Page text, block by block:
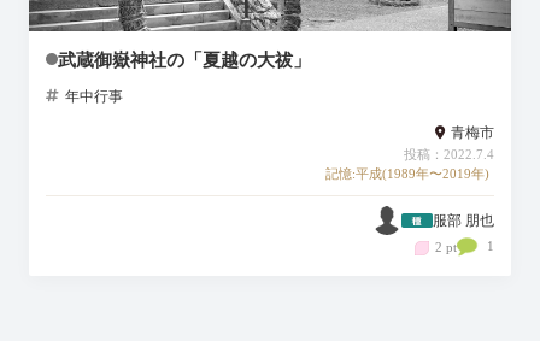
武蔵御嶽神社の「夏越の大祓」
年中行事
青梅市
投稿：2022.7.4
記憶:平成(1989年〜2019年)
服部 朋也
2 pt 1